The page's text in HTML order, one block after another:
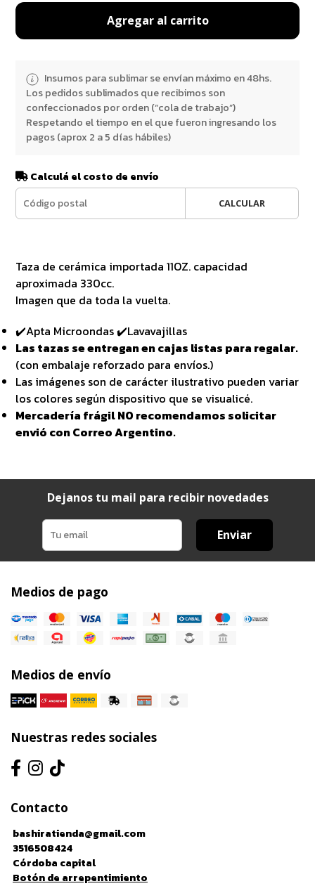
Agregar al carrito
Insumos para sublimar se envían máximo en 48hs.
Los pedidos sublimados que recibimos son
confeccionados por orden (“cola de trabajo”)
Respetando el tiempo en el que fueron ingresando los
pagos (aprox 2 a 5 días hábiles)
Calculá el costo de envío
CALCULAR
Taza de cerámica importada 11OZ. capacidad
aproximada 330cc.
Imagen que da toda la vuelta.
✔️Apta Microondas ✔️Lavavajillas
Las tazas se entregan en cajas listas para regalar.
(con embalaje reforzado para envíos.)
Las imágenes son de carácter ilustrativo pueden variar
los colores según dispositivo que se visualicé.
Mercadería frágil NO recomendamos solicitar
envió con Correo Argentino.
Dejanos tu mail para recibir novedades
Enviar
Medios de pago
Medios de envío
Nuestras redes sociales
Contacto
bashiratienda@gmail.com
3516508424
Córdoba capital
Botón de arrepentimiento